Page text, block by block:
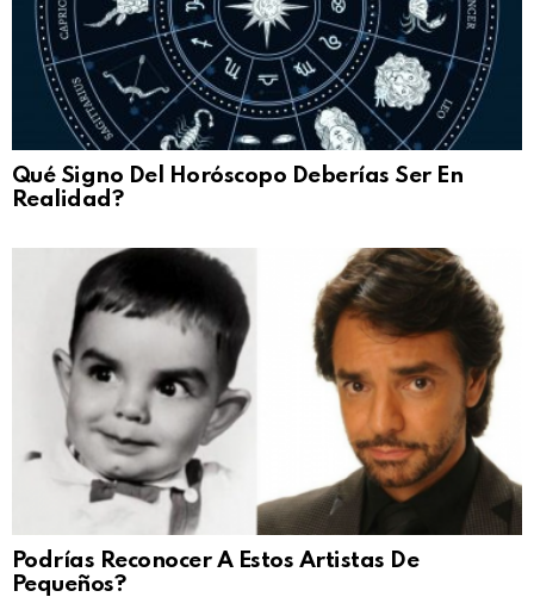
Qué Signo Del Horóscopo Deberías Ser En
Realidad?
Podrías Reconocer A Estos Artistas De
Pequeños?